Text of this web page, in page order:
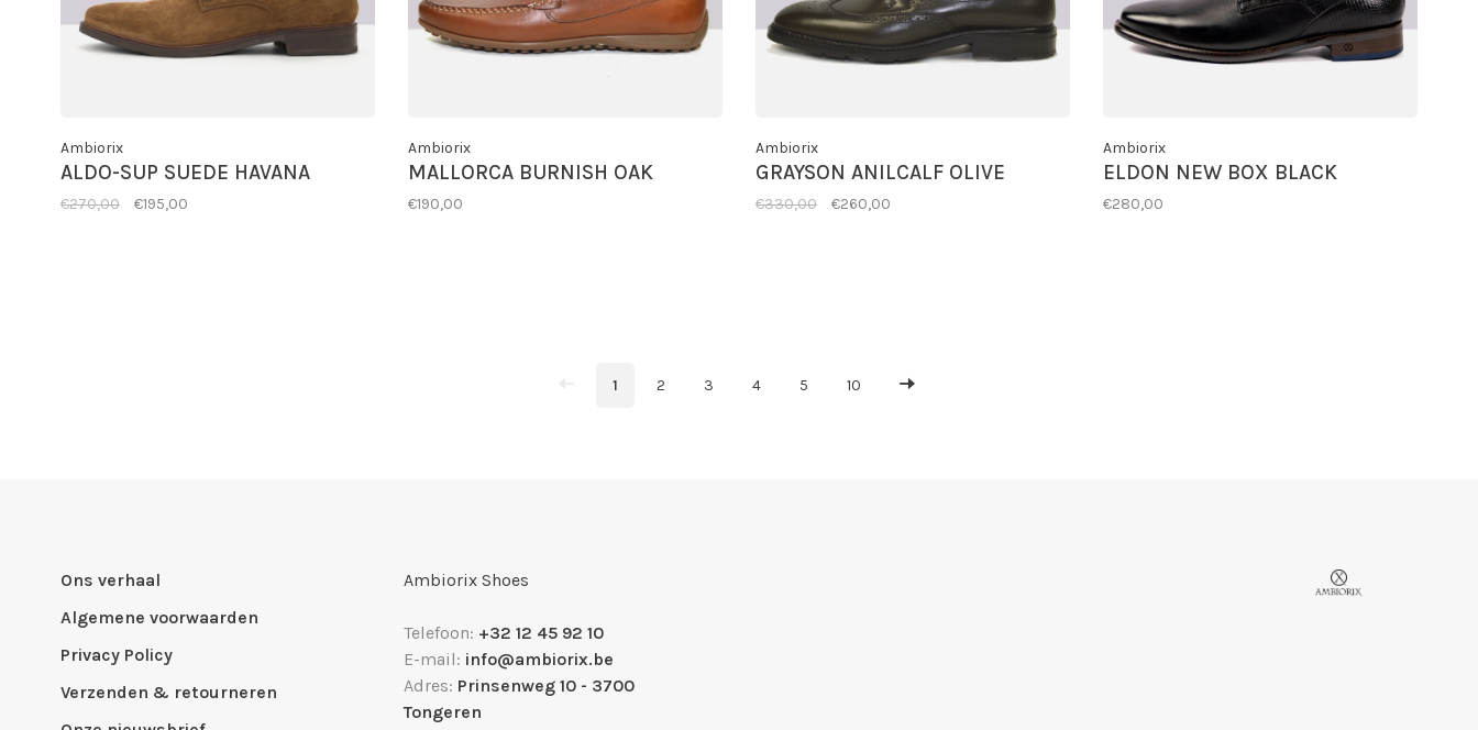
Ambiorix
ALDO-SUP SUEDE HAVANA
€270,00 €195,00
Ambiorix
MALLORCA BURNISH OAK
€190,00
Ambiorix
GRAYSON ANILCALF OLIVE
€330,00 €260,00
Ambiorix
ELDON NEW BOX BLACK
€280,00
1 2 3 4 5 10
Ons verhaal
Algemene voorwaarden
Privacy Policy
Verzenden & retourneren
Ambiorix Shoes
Telefoon: +32 12 45 92 10
E-mail: info@ambiorix.be
Adres: Prinsenweg 10 - 3700
Tongeren